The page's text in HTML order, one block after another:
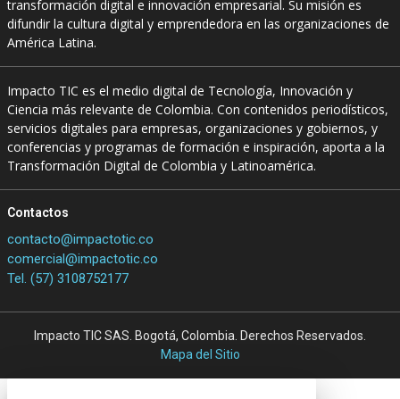
transformación digital e innovación empresarial. Su misión es
difundir la cultura digital y emprendedora en las organizaciones de
América Latina.
Impacto TIC es el medio digital de Tecnología, Innovación y
Ciencia más relevante de Colombia. Con contenidos periodísticos,
servicios digitales para empresas, organizaciones y gobiernos, y
conferencias y programas de formación e inspiración, aporta a la
Transformación Digital de Colombia y Latinoamérica.
Contactos
contacto@impactotic.co
comercial@impactotic.co
Tel. (57) 3108752177
Impacto TIC SAS. Bogotá, Colombia. Derechos Reservados.
Mapa del Sitio